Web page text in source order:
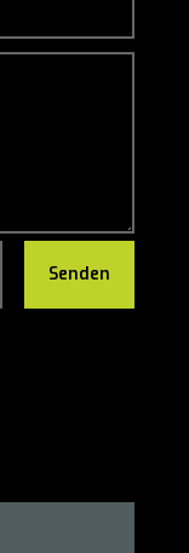
Senden